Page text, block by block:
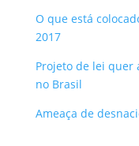
O que está
2017
Projeto de lei
no Brasil
Ameaça de